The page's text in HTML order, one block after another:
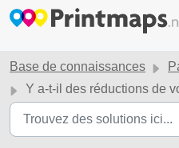
Passer au contenu principal
Base de connaissances
Y a-t-il des réductions de volume si j'ai besoin